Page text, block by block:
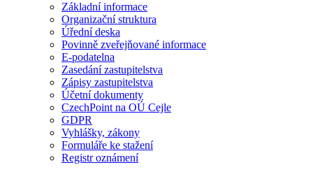
Základní informace
Organizační struktura
Úřední deska
Povinně zveřejňované informace
E-podatelna
Zasedání zastupitelstva
Zápisy zastupitelstva
Účetní dokumenty
CzechPoint na OÚ Cejle
GDPR
Vyhlášky, zákony
Formuláře ke stažení
Registr oznámení